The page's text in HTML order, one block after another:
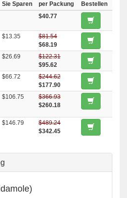
Sie Sparen per Packung
Bestellen
$40.77
$13.35
$81.54
$68.19
$26.69
$122.31
$95.62
$66.72
$244.62
$177.90
$106.75
$366.93
$260.18
$146.79
$489.24
$342.45